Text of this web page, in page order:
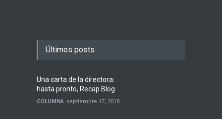
Últimos posts
Una carta de la directora:
hasta pronto, Recap Blog
COLUMNA septiembre 17, 2018